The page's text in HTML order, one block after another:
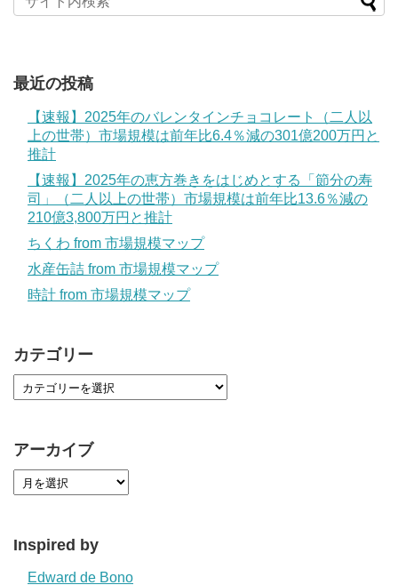
最近の投稿
【速報】2025年のバレンタインチョコレート（二人以
上の世帯）市場規模は前年比6.4％減の301億200万円と
推計
【速報】2025年の恵方巻きをはじめとする「節分の寿
司」（二人以上の世帯）市場規模は前年比13.6％減の
210億3,800万円と推計
ちくわ from 市場規模マップ
水産缶詰 from 市場規模マップ
時計 from 市場規模マップ
カテゴリー
アーカイブ
Inspired by
Edward de Bono